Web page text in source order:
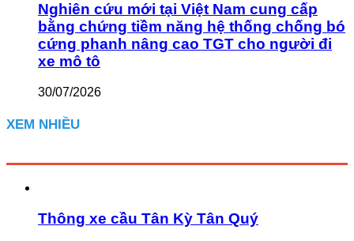
Nghiên cứu mới tại Việt Nam cung cấp
bằng chứng tiềm năng hệ thống chống bó
cứng phanh nâng cao TGT cho người đi
xe mô tô
30/07/2026
XEM NHIỀU
Thông xe cầu Tân Kỳ Tân Quý